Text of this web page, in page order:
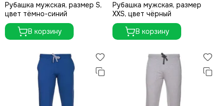
Рубашка мужская, размер S,
цвет тёмно-синий
В корзину
Рубашка мужская, размер
XXS, цвет чёрный
В корзину